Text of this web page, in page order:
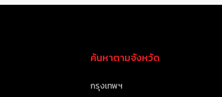
ค้นหาตามจังหวัด
กรุงเทพฯ